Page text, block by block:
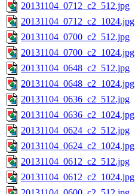
20131104_0712_c2_512.jpg
20131104_0712_c2_1024.jpg
20131104_0700_c2_512.jpg
20131104_0700_c2_1024.jpg
20131104_0648_c2_512.jpg
20131104_0648_c2_1024.jpg
20131104_0636_c2_512.jpg
20131104_0636_c2_1024.jpg
20131104_0624_c2_512.jpg
20131104_0624_c2_1024.jpg
20131104_0612_c2_512.jpg
20131104_0612_c2_1024.jpg